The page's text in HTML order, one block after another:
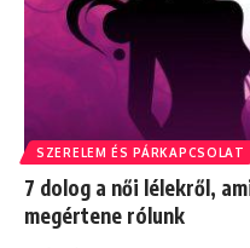
SZERELEM ÉS PÁRKAPCSOLAT
7 dolog a női lélekről,
megértene rólunk